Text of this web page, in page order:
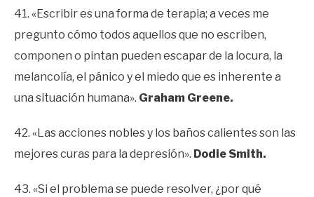
41. «Escribir es una forma de terapia; a veces me
pregunto cómo todos aquellos que no escriben,
componen o pintan pueden escapar de la locura, la
melancolía, el pánico y el miedo que es inherente a
una situación humana». Graham Greene.
42. «Las acciones nobles y los baños calientes son las
mejores curas para la depresión». Dodie Smith.
43. «Si el problema se puede resolver, ¿por qué